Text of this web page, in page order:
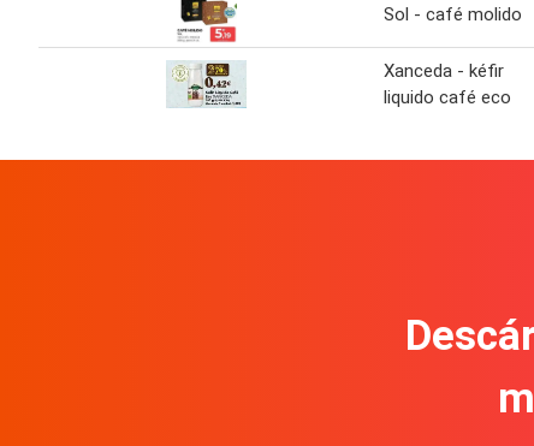
Sol - café molido
Xanceda - kéfir
liquido café eco